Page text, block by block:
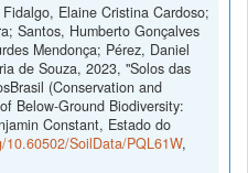
Elaine Cristina Cardoso;
Santos, Humberto Gonçalves
Mendonça; Pérez, Daniel
de Souza, 2023, "Solos das
(Conservation and
Below-Ground Biodiversity:
Constant, Estado do
SoilData/PQL61W,